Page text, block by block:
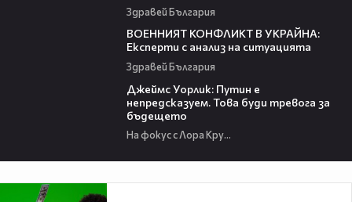
Здравей България
ВОЕННИЯТ КОНФЛИКТ В УКРАЙНА:
Експерти с анализ на ситуацията
Здравей България
Джеймс Уорлик: Путин е
непредсказуем. Това буди тревога за
бъдещето
На фокус с Лора Крумова